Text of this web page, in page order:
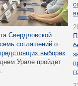
Свердловской
соглашений о
выборах
Урале пройдет